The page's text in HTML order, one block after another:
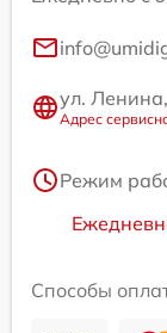
ул.
Адрес
Режим
Способы